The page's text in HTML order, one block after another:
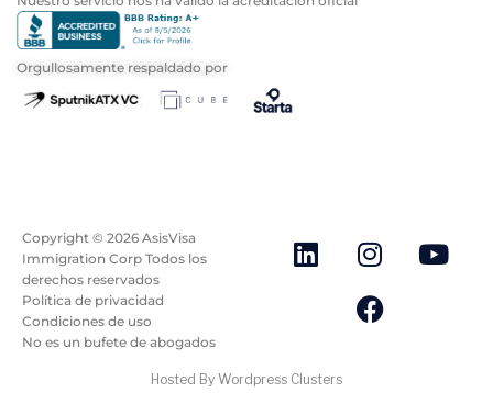
Orgullosamente respaldado por
Copyright © 2026 AsisVisa
Immigration Corp Todos los
derechos reservados
Política de privacidad
Condiciones de uso
No es un bufete de abogados
Hosted By Wordpress Clusters